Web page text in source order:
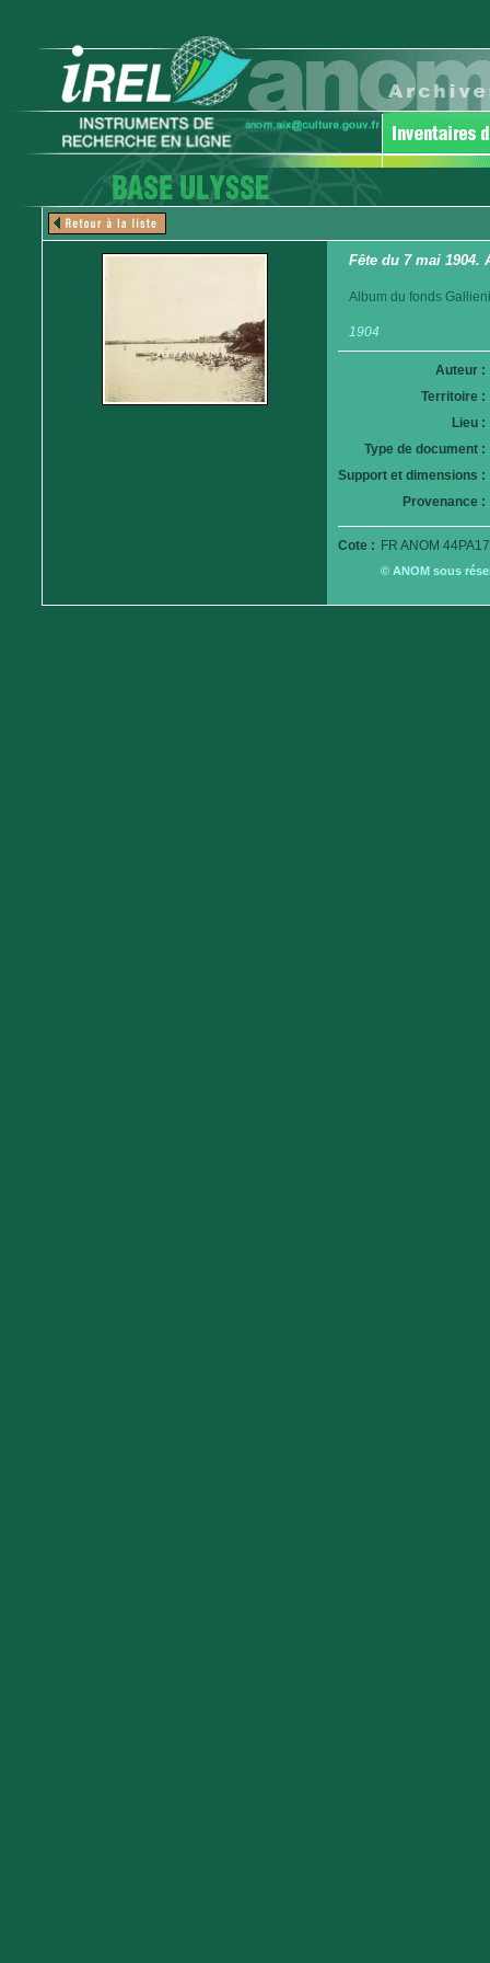
Fête du 7 mai 1904.
Album du fonds
1904
Auteur :
Territoire :
Lieu :
Type de document :
Support et dimensions :
Provenance :
Cote : FR ANOM
© ANOM sous